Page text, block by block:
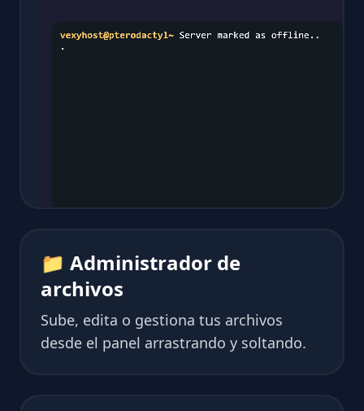
📁 Administrador de
archivos
Sube, edita o gestiona tus archivos
desde el panel arrastrando y soltando.